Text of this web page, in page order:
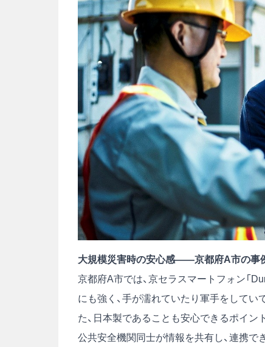
大規模災害時の安心感――京都府A市の事
京都府A市では、京セラスマートフォン「
にも強く、手が濡れていたり軍手をしてい
た、日本製であることも安心できるポイン
公共安全機関同士が情報を共有し、連携で